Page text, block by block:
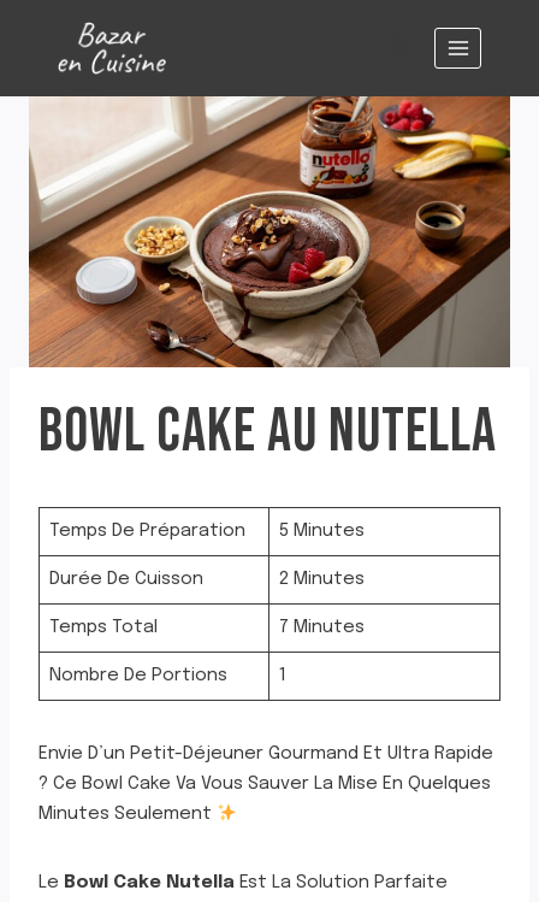
contenu
BOWL CAKE AU NUTELLA
Temps De Préparation 5 Minutes
Durée De Cuisson 2 Minutes
Temps Total 7 Minutes
Nombre De Portions 1
Envie D’un Petit-Déjeuner Gourmand Et Ultra Rapide
? Ce Bowl Cake Va Vous Sauver La Mise En Quelques
Minutes Seulement
Le Bowl Cake Nutella Est La Solution Parfaite